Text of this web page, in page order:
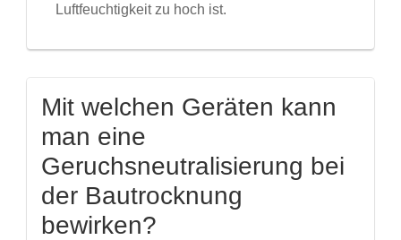
Luftfeuchtigkeit zu hoch ist.
Mit welchen Geräten kann
man eine
Geruchsneutralisierung bei
der Bautrocknung
bewirken?